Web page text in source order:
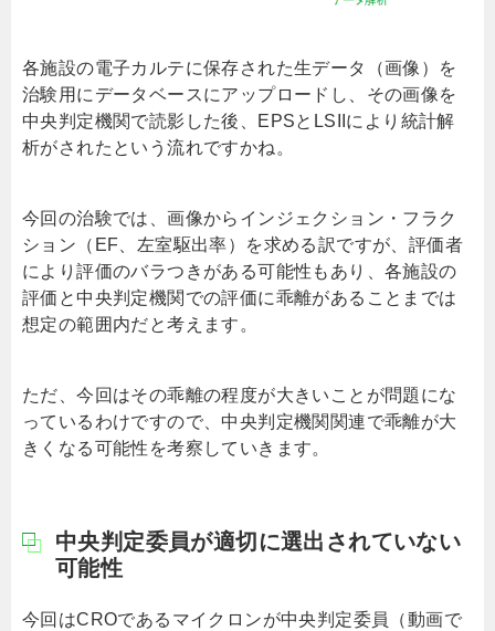
各施設の電子カルテに保存された生データ（画像）を
治験用にデータベースにアップロードし、その画像を
中央判定機関で読影した後、EPSとLSIIにより統計解
析がされたという流れですかね。
今回の治験では、画像からインジェクション・フラク
ション（EF、左室駆出率）を求める訳ですが、評価者
により評価のバラつきがある可能性もあり、各施設の
評価と中央判定機関での評価に乖離があることまでは
想定の範囲内だと考えます。
ただ、今回はその乖離の程度が大きいことが問題にな
っているわけですので、中央判定機関関連で乖離が大
きくなる可能性を考察していきます。
中央判定委員が適切に選出されていない
可能性
今回はCROであるマイクロンが中央判定委員（動画で